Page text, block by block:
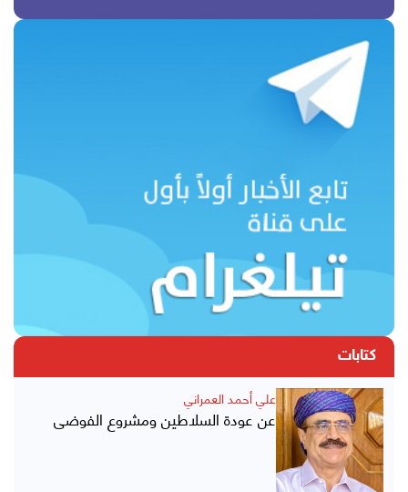
كتابات
علي أحمد العمراني
عن عودة السلاطين ومشروع الفوضى